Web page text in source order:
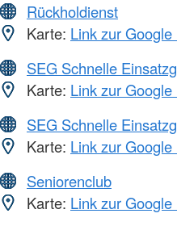
Rückholdienst
Karte: Link zur
SEG Schnelle
Karte: Link zur
SEG Schnelle
Karte: Link zur
Seniorenclub
Karte: Link zur